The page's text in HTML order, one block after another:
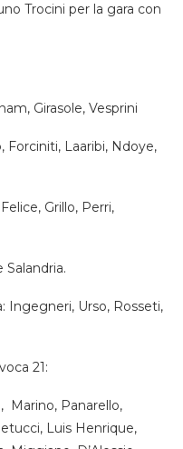
Trocini per la gara con
Girasole, Vesprini
Forciniti, Laaribi, Ndoye,
Grillo, Perri,
Ingegneri, Urso, Rosseti,
21:
Marino, Panarello,
Luis Henrique,